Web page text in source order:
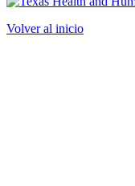
Volver al inicio